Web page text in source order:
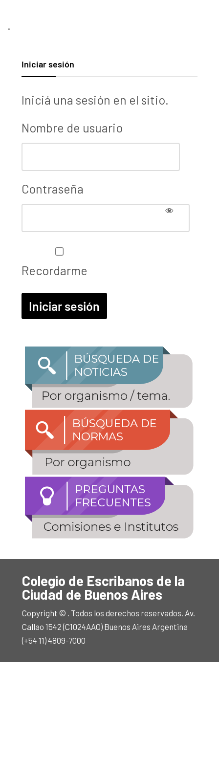
.
Iniciar sesión
Iniciá una sesión en el sitio.
Nombre de usuario
Contraseña
Recordarme
Colegio de Escribanos de la
Ciudad de Buenos Aires
Copyright © . Todos los derechos reservados. Av.
Callao 1542 (C1024AAO) Buenos Aires Argentina
(+54 11) 4809-7000